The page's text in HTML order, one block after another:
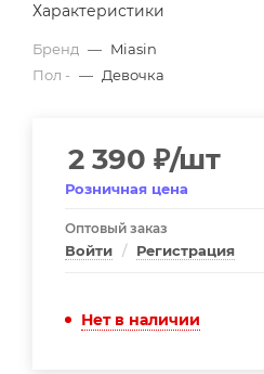
Характеристики
Бренд — Miasin
Пол - — Девочка
2 390 ₽/шт
Розничная цена
Оптовый заказ
Войти / Регистрация
Нет в наличии